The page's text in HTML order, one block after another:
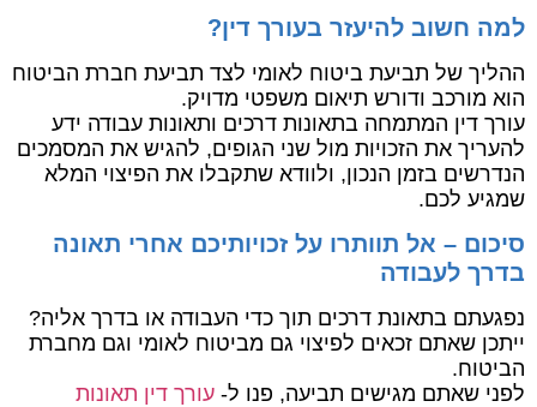
למה חשוב להיעזר בעורך דין?
ההליך של תביעת ביטוח לאומי לצד תביעת חברת הביטוח
הוא מורכב ודורש תיאום משפטי מדויק.
עורך דין המתמחה בתאונות דרכים ותאונות עבודה ידע
להעריך את הזכויות מול שני הגופים, להגיש את המסמכים
הנדרשים בזמן הנכון, ולוודא שתקבלו את הפיצוי המלא
שמגיע לכם.
סיכום – אל תוותרו על זכויותיכם אחרי תאונה
בדרך לעבודה
נפגעתם בתאונת דרכים תוך כדי העבודה או בדרך אליה?
ייתכן שאתם זכאים לפיצוי גם מביטוח לאומי וגם מחברת
הביטוח.
לפני שאתם מגישים תביעה, פנו ל- עורך דין תאונות